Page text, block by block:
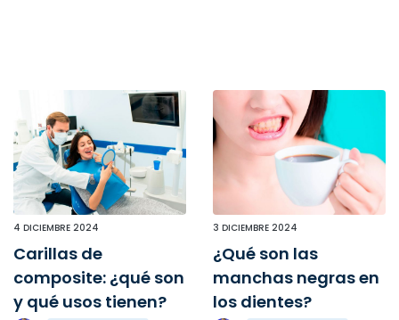
4 DICIEMBRE 2024
Carillas de
composite: ¿qué son
y qué usos tienen?
3 DICIEMBRE 2024
¿Qué son las
manchas negras en
los dientes?